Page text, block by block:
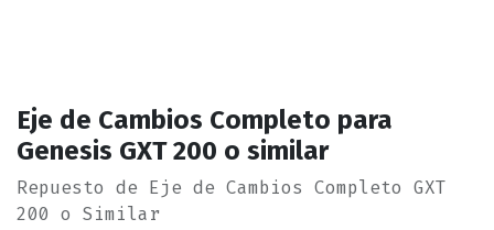
Eje de Cambios Completo para
Genesis GXT 200 o similar
Repuesto de Eje de Cambios Completo GXT
200 o Similar